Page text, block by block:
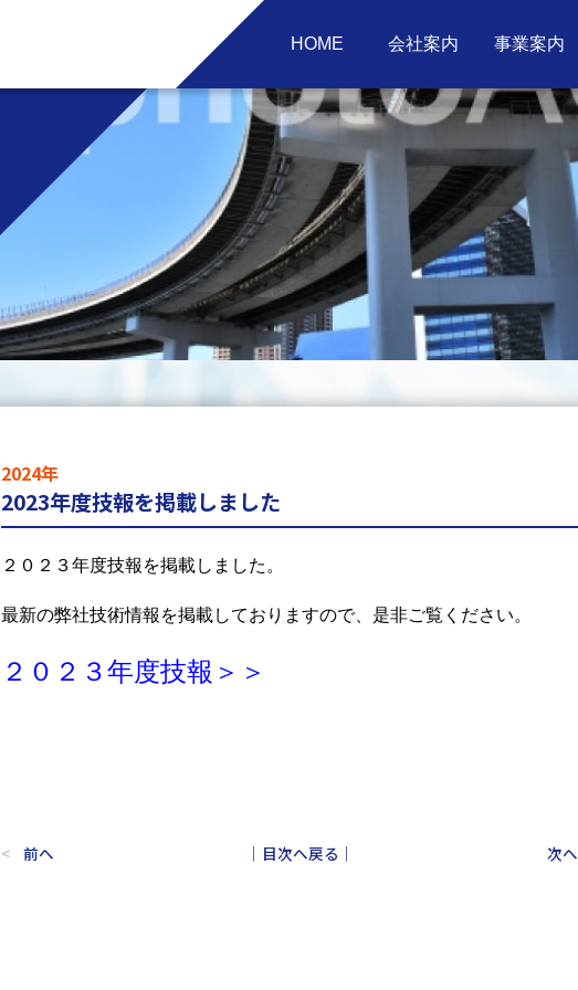
HOME 会社案内 事業案内
2024年
2023年度技報を掲載しました
２０２３年度技報を掲載しました。
最新の弊社技術情報を掲載しておりますので、是非ご覧ください。
２０２３年度技報＞＞
前へ ｜目次へ戻る｜ 次へ